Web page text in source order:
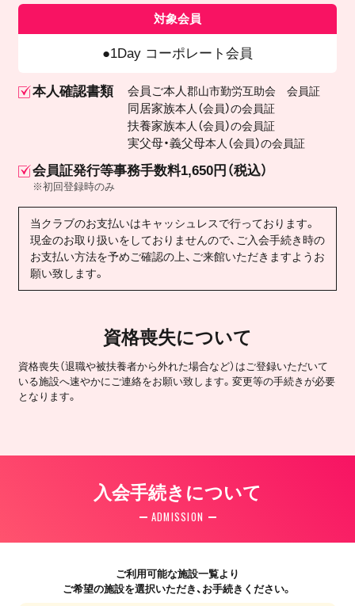
対象会員
1Day コーポレート会員
本人確認書類 会員ご本人郡山市勤労互助会 会員証
同居家族本人（会員）の会員証
扶養家族本人（会員）の会員証
実父母・義父母本人（会員）の会員証
会員証発行等事務手数料1,650円（税込）
※初回登録時のみ
当クラブのお支払いはキャッシュレスで行っております。
現金のお取り扱いをしておりませんので、ご入会手続き時の
お支払い方法を予めご確認の上、ご来館いただきますようお
願い致します。
資格喪失について
資格喪失（退職や被扶養者から外れた場合など）はご登録いただいて
いる施設へ速やかにご連絡をお願い致します。変更等の手続きが必要
となります。
入会手続きについて
ADMISSION
ご利用可能な施設一覧より
ご希望の施設を選択いただき、お手続きください。